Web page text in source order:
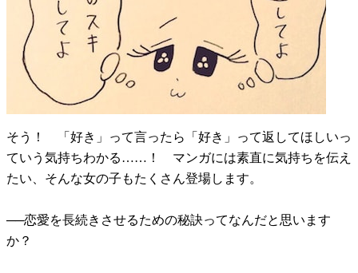
そう！ 「好き」って言ったら「好き」って返してほしいっ
ていう気持ちわかる……！ マンガには素直に気持ちを伝え
たい、そんな女の子もたくさん登場します。
──恋愛を長続きさせるための秘訣ってなんだと思います
か？